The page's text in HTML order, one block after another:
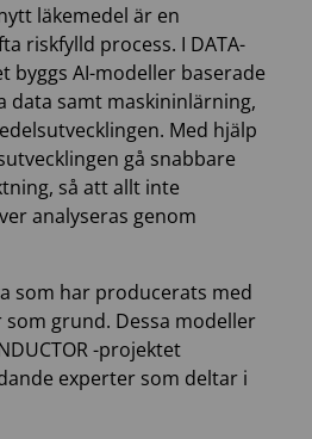
läkemedel är en
riskfylld process. I DATA-
byggs AI-modeller baserade
data samt maskininlärning,
Med hjälp
gå snabbare
så att allt inte
analyseras genom
som har producerats med
grund. Dessa modeller
-projektet
experter som deltar i